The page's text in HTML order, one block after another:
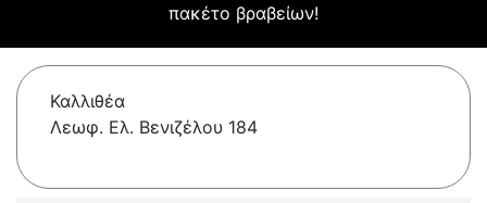
πακέτο βραβείων!
Καλλιθέα
Λεωφ. Ελ. Βενιζέλου 184